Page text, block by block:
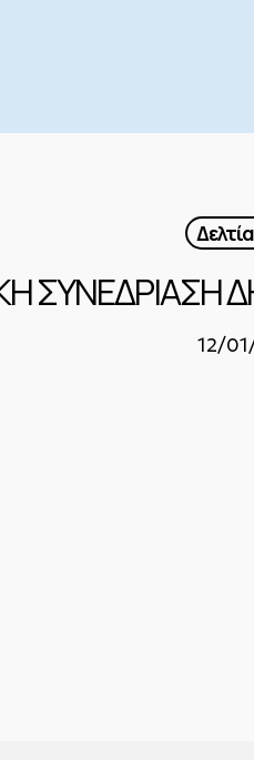
ΣΥΝΕΔΡΙΑΣΗ
12/